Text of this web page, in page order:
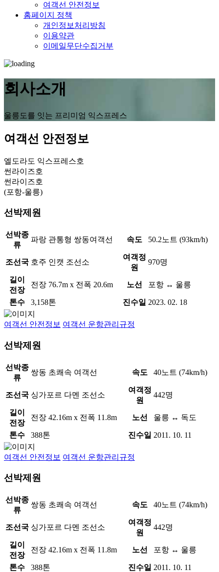
여객선 안전정보
홈페이지 정책
개인정보처리방침
이용약관
이메일무단수집거부
회사소개
울릉도를 잇는 프리미엄 익스프레스
여객선 안전정보
엘도라도 익스프레스호
썬라이즈호
썬라이즈호
(포항-울릉)
선박제원
선박종
류
파랑 관통형 쌍동여객선 속도 50.2노트 (93km/h)
조선국 호주 인캣 조선소
여객정
원
970명
길이
전장
전장 76.7m x 전폭 20.6m 노선 포항 ↔ 울릉
톤수 3,158톤 진수일 2023. 02. 18
여객선 안전정보 여객선 운항관리규정
선박제원
선박종
류
쌍동 초쾌속 여객선 속도 40노트 (74km/h)
조선국 싱가포르 다멘 조선소
여객정
원
442명
길이
전장
전장 42.16m x 전폭 11.8m 노선 울릉 ↔ 독도
톤수 388톤 진수일 2011. 10. 11
여객선 안전정보 여객선 운항관리규정
선박제원
선박종
류
쌍동 초쾌속 여객선 속도 40노트 (74km/h)
조선국 싱가포르 다멘 조선소
여객정
원
442명
길이
전장
전장 42.16m x 전폭 11.8m 노선 포항 ↔ 울릉
톤수 388톤 진수일 2011. 10. 11